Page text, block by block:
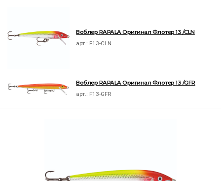
Воблер RAPALA Оригинал Флотер 13 /CLN
арт.: F13-CLN
Воблер RAPALA Оригинал Флотер 13 /GFR
арт.: F13-GFR